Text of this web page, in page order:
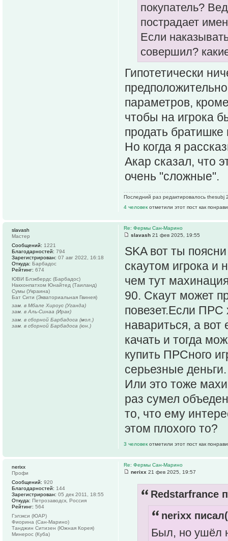
покупатель?
пострадает
Если
совершил?
Гипотетически
параметров,
чтобы на игрока
продать
Но когда я
Акар сказал, что
очень "сложные".
Последний раз редактировалось thesubj
4 человек отметили этот пост как
Re: Фермы Сан-Марино
slavash 21 фев 2025, 19:55
SKA вот ты
скаутом игрока и
чем тут
90. Скаут может
повезет.Если ПРС
навариться, а
качать и тогда
купить ПРСного
серьезные
Или это тоже
раз сумел
то, что ему
этом плохого то?
3 человек отметили этот пост как
slavash
Мастер
Сообщений: 1221
Благодарностей: 794
Зарегистрирован: 07 авг 2022, 16:18
Откуда: Барбадос
Рейтинг: 674
ЮВИ Блэкбердс (Барбадос)
Накхонпатхом Юнайтед (Таиланд)
Сумы (Украина)
Бат Сити (Экваториальная Гвинея)
зам. в Мбале Хироус (Уганда)
зам. в Аль-Синаа (Ирак)
зам. в сборной Барбадоса (мол.)
зам. в сборной Барбадоса (юн.)
Re: Фермы Сан-Марино
nerixx 21 фев 2025, 19:57
Redstarfrance
nerixx
Был, но ушёл
nerixx
Профи
Сообщений: 920
Благодарностей: 144
Зарегистрирован: 05 дек 2011, 18:55
Откуда: Петрозаводск, Россия
Рейтинг: 564
Гэлэкси (ЮАР)
Фиорина (Сан-Марино)
Танджин Ситизен (Южная Корея)
Минерос (Куба)